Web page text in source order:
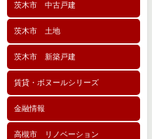
茨木市 中古戸建
茨木市 土地
茨木市 新築戸建
賃貸・ボヌールシリーズ
金融情報
高槻市 リノベーション